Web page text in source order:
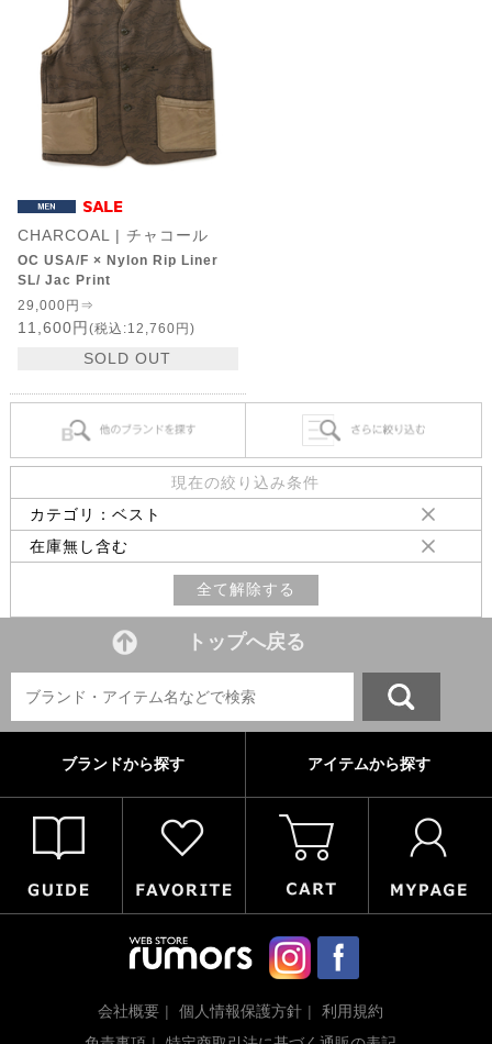
CHARCOAL | チャコール
OC USA/F × Nylon Rip Liner
SL/ Jac Print
29,000円⇒
11,600円 (税込:12,760円)
SOLD OUT
現在の絞り込み条件
カテゴリ：ベスト
在庫無し含む
全て解除する
トップへ戻る
ブランドから探す アイテムから探す
会社概要 個人情報保護方針
利用規約